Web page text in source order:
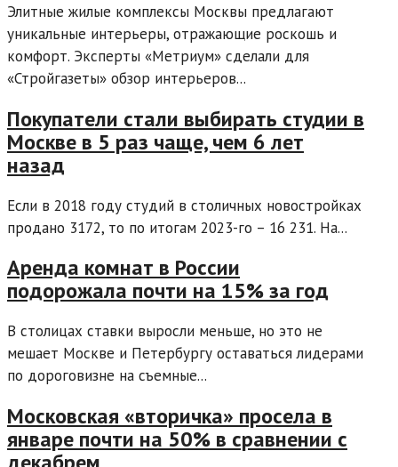
Элитные жилые комплексы Москвы предлагают
уникальные интерьеры, отражающие роскошь и
комфорт. Эксперты «Метриум» сделали для
«Стройгазеты» обзор интерьеров...
Покупатели стали выбирать студии в
Москве в 5 раз чаще, чем 6 лет
назад
Если в 2018 году студий в столичных новостройках
продано 3172, то по итогам 2023-го – 16 231. На...
Аренда комнат в России
подорожала почти на 15% за год
В столицах ставки выросли меньше, но это не
мешает Москве и Петербургу оставаться лидерами
по дороговизне на съемные...
Московская «вторичка» просела в
январе почти на 50% в сравнении с